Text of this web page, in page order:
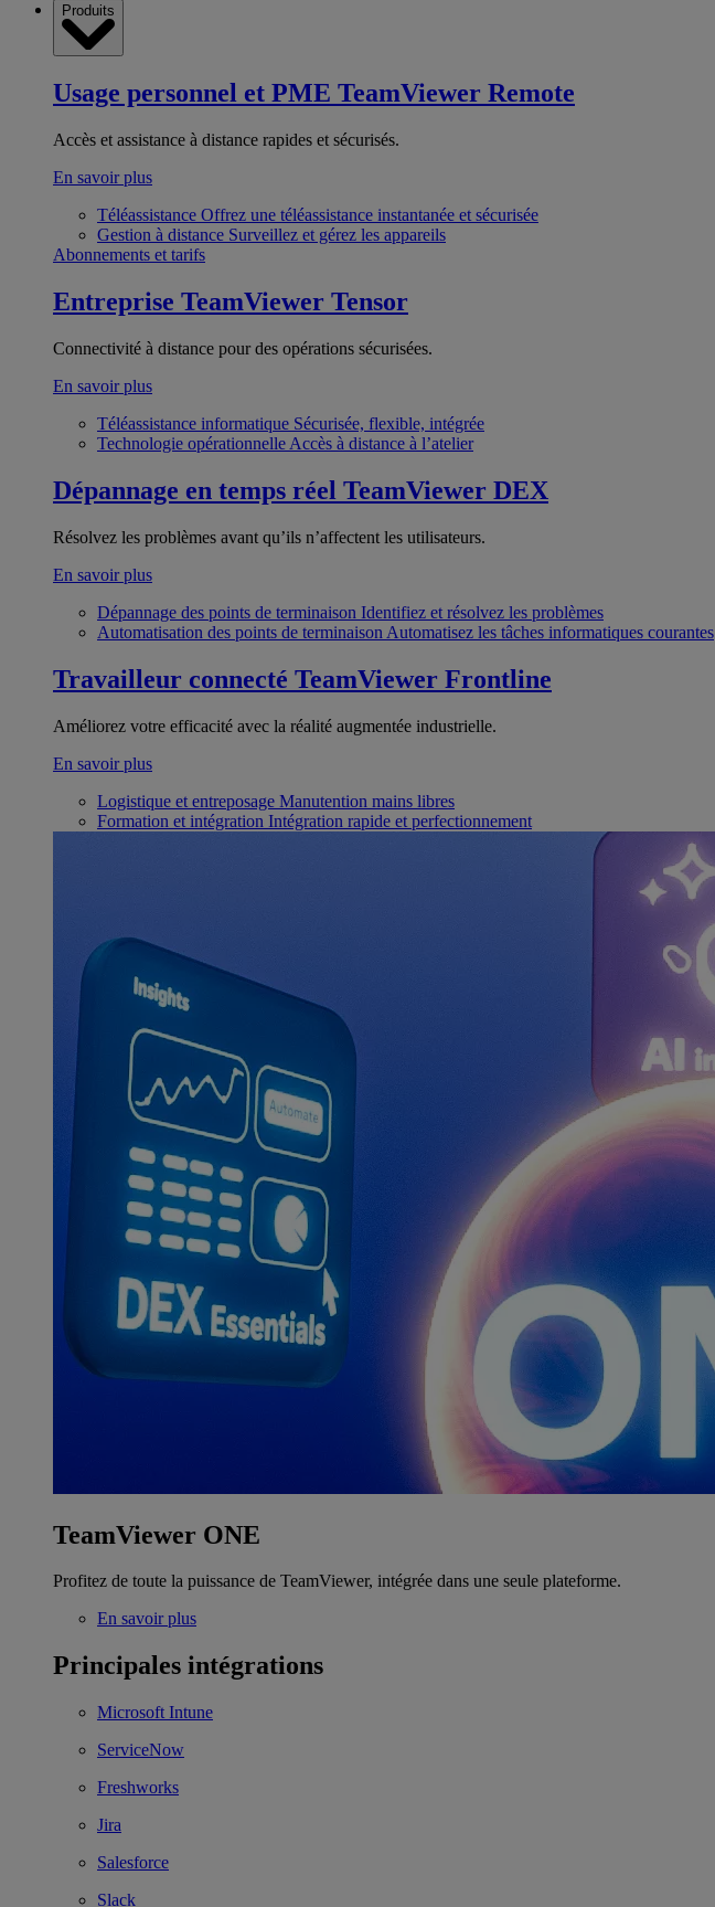
Produits
Usage personnel et PME TeamViewer Remote
Accès et assistance à distance rapides et sécurisés.
En savoir plus
Téléassistance Offrez une téléassistance instantanée et sécurisée
Gestion à distance Surveillez et gérez les appareils
Abonnements et tarifs
Entreprise TeamViewer Tensor
Connectivité à distance pour des opérations sécurisées.
En savoir plus
Téléassistance informatique Sécurisée, flexible, intégrée
Technologie opérationnelle Accès à distance à l’atelier
Dépannage en temps réel TeamViewer DEX
Résolvez les problèmes avant qu’ils n’affectent les utilisateurs.
En savoir plus
Dépannage des points de terminaison Identifiez et résolvez les problèmes
Automatisation des points de terminaison Automatisez les tâches informatiques courantes
Travailleur connecté TeamViewer Frontline
Améliorez votre efficacité avec la réalité augmentée industrielle.
En savoir plus
Logistique et entreposage Manutention mains libres
Formation et intégration Intégration rapide et perfectionnement
TeamViewer ONE
Profitez de toute la puissance de TeamViewer, intégrée dans une seule plateforme.
En savoir plus
Principales intégrations
Microsoft Intune
ServiceNow
Freshworks
Jira
Salesforce
Slack